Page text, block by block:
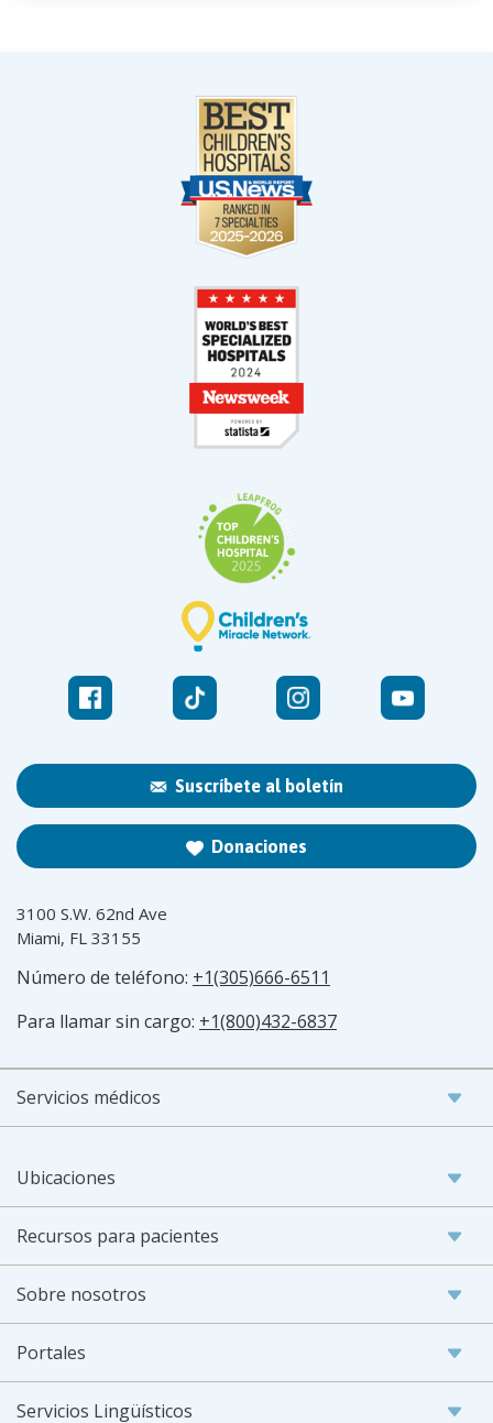
Suscríbete al boletín
Donaciones
3100 S.W. 62nd Ave
Miami, FL 33155
Número de teléfono: +1(305)666-6511
Para llamar sin cargo: +1(800)432-6837
Servicios médicos
Ubicaciones
Recursos para pacientes
Sobre nosotros
Portales
Servicios Lingüísticos